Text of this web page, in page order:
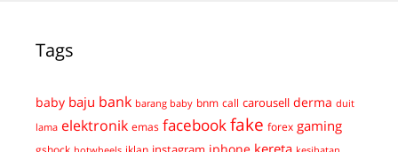
Tags
baby baju bank barang baby bnm call carousell derma duit
lama elektronik emas facebook fake forex gaming
gshock hotwheels iphone kereta kesihatan